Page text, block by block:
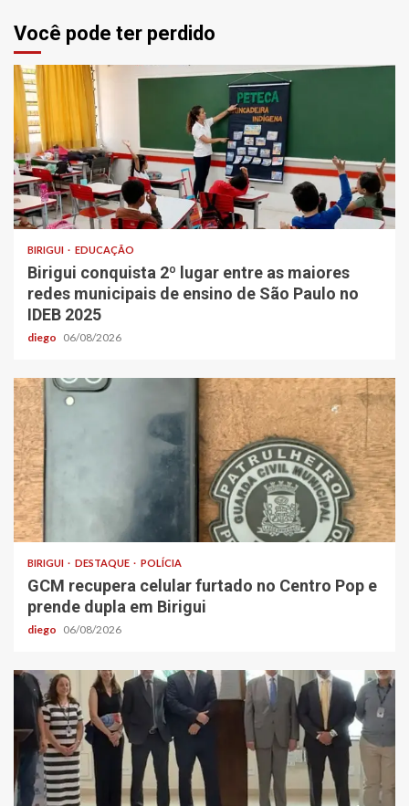
Você pode ter perdido
BIRIGUI EDUCAÇÃO
Birigui conquista 2º lugar entre as maiores
redes municipais de ensino de São Paulo no
IDEB 2025
diego 06/08/2026
BIRIGUI DESTAQUE POLÍCIA
GCM recupera celular furtado no Centro Pop e
prende dupla em Birigui
diego 06/08/2026